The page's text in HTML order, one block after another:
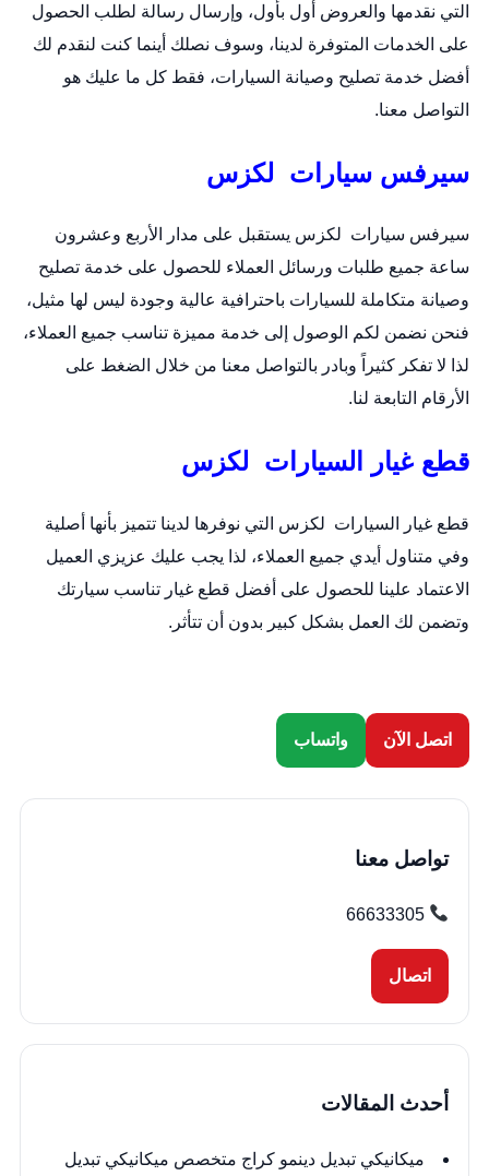
التي نقدمها والعروض أول بأول، وإرسال رسالة لطلب الحصول
على الخدمات المتوفرة لدينا، وسوف نصلك أينما كنت لنقدم لك
أفضل خدمة تصليح وصيانة السيارات، فقط كل ما عليك هو
التواصل معنا.
سيرفس سيارات لكزس
سيرفس سيارات لكزس يستقبل على مدار الأربع وعشرون
ساعة جميع طلبات ورسائل العملاء للحصول على خدمة تصليح
وصيانة متكاملة للسيارات باحترافية عالية وجودة ليس لها مثيل،
فنحن نضمن لكم الوصول إلى خدمة مميزة تناسب جميع العملاء،
لذا لا تفكر كثيراً وبادر بالتواصل معنا من خلال الضغط على
الأرقام التابعة لنا.
قطع غيار السيارات لكزس
قطع غيار السيارات لكزس التي نوفرها لدينا تتميز بأنها أصلية
وفي متناول أيدي جميع العملاء، لذا يجب عليك عزيزي العميل
الاعتماد علينا للحصول على أفضل قطع غيار تناسب سيارتك
وتضمن لك العمل بشكل كبير بدون أن تتأثر.
اتصل الآن واتساب
تواصل معنا
66633305
اتصال
أحدث المقالات
ميكانيكي تبديل دينمو كراج متخصص ميكانيكي تبديل